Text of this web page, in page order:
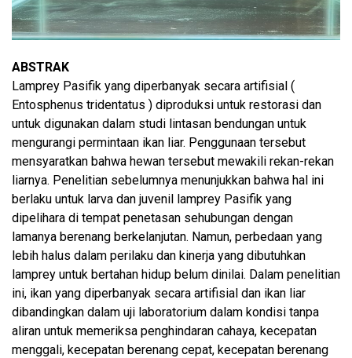
ABSTRAK
Lamprey Pasifik yang diperbanyak secara artifisial (
Entosphenus tridentatus ) diproduksi untuk restorasi dan
untuk digunakan dalam studi lintasan bendungan untuk
mengurangi permintaan ikan liar. Penggunaan tersebut
mensyaratkan bahwa hewan tersebut mewakili rekan-rekan
liarnya. Penelitian sebelumnya menunjukkan bahwa hal ini
berlaku untuk larva dan juvenil lamprey Pasifik yang
dipelihara di tempat penetasan sehubungan dengan
lamanya berenang berkelanjutan. Namun, perbedaan yang
lebih halus dalam perilaku dan kinerja yang dibutuhkan
lamprey untuk bertahan hidup belum dinilai. Dalam penelitian
ini, ikan yang diperbanyak secara artifisial dan ikan liar
dibandingkan dalam uji laboratorium dalam kondisi tanpa
aliran untuk memeriksa penghindaran cahaya, kecepatan
menggali, kecepatan berenang cepat, kecepatan berenang